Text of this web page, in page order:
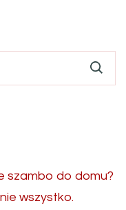
szambo do domu?
wszystko.